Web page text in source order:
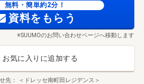
無料・簡単約2分！
資料をもらう
※SUUMOのお問い合わせページへ移動します
お気に入りに追加する
先 ＜ドレッセ南町田レジデンス＞